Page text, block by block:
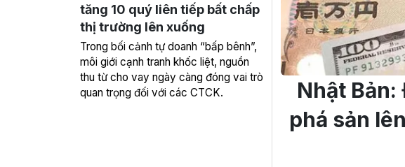
tăng 10 quý liên tiếp bất chấp
thị trường lên xuống
Trong bối cảnh tự doanh “bấp bênh”,
môi giới cạnh tranh khốc liệt, nguồn
thu từ cho vay ngày càng đóng vai trò
quan trọng đối với các CTCK.
Nhật
phá sản